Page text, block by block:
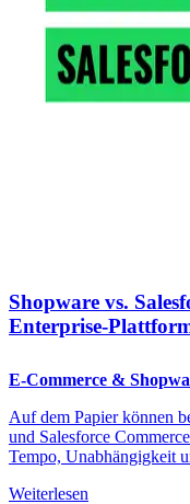
Shopware vs.
Enterprise-
E-Commerce &
Auf dem Papier können
und Salesforce
Tempo, Unabhängigkeit
Weiterlesen